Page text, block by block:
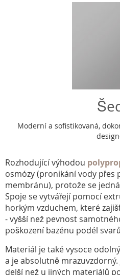
Moderní a sofistikovaná,
Rozhodující výhodou
osmózy (pronikání vody
membránu), protože se
Spoje se vytvářejí pomocí
horkým vzduchem, které
- vyšší než pevnost
poškození bazénu podél
Materiál je také vysoce
a je absolutně
delší než u jiných materiálů